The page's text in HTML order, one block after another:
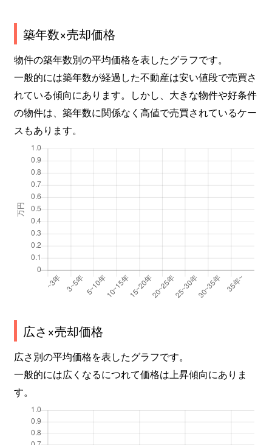
築年数×売却価格
物件の築年数別の平均価格を表したグラフです。
一般的には築年数が経過した不動産は安い値段で売買さ
れている傾向にあります。しかし、大きな物件や好条件
の物件は、築年数に関係なく高値で売買されているケー
スもあります。
広さ×売却価格
広さ別の平均価格を表したグラフです。
一般的には広くなるにつれて価格は上昇傾向にありま
す。